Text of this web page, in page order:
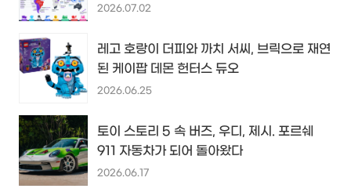
2026.07.02
레고 호랑이 더피와 까치 서씨, 브릭으로 재연
된 케이팝 데몬 헌터스 듀오
2026.06.25
토이 스토리 5 속 버즈, 우디, 제시. 포르쉐
911 자동차가 되어 돌아왔다
2026.06.17